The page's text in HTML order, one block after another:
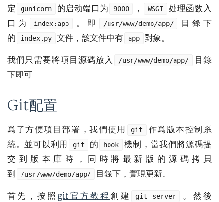
定
gunicorn 的启动端口为 9000 ， WSGI
处理函数入
口为
index:app 。即 /usr/www/demo/app/
目錄下
的
index.py 文件，該文件中有 app 對象。
我們只需要將項目源碼放入 /usr/www/demo/app/
目錄
下即可
Git配置
爲了方便項目部署，我們使用 git
作爲版本控制系
統。並可以利用
git 的 hook
機制，當我們將源碼提
交到版本庫時，同時將最新版的源碼拷貝
到
/usr/www/demo/app/ 目錄下，實現更新。
首先，按照 git官方教程 創建 git server
。然後